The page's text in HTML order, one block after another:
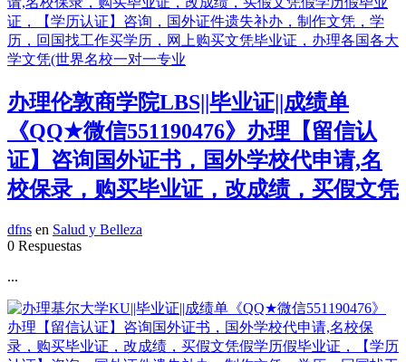
办理伦敦商学院LBS||毕业证||成绩单
《QQ★微信551190476》办理【留信认
证】咨询国外证书，国外学校代申请,名
校保录，购买毕业证，改成绩，买假文凭
dfns en Salud y Belleza
0 Respuestas
...